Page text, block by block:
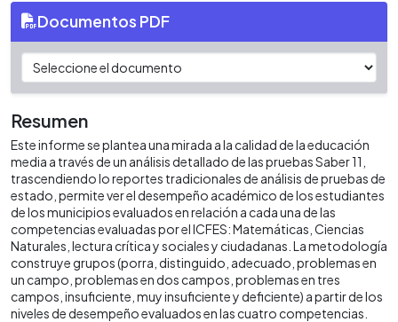
Documentos PDF
Resumen
Este informe se plantea una mirada a la calidad de la educación
media a través de un análisis detallado de las pruebas Saber 11,
trascendiendo lo reportes tradicionales de análisis de pruebas de
estado, permite ver el desempeño académico de los estudiantes
de los municipios evaluados en relación a cada una de las
competencias evaluadas por el ICFES: Matemáticas, Ciencias
Naturales, lectura crítica y sociales y ciudadanas. La metodología
construye grupos (porra, distinguido, adecuado, problemas en
un campo, problemas en dos campos, problemas en tres
campos, insuficiente, muy insuficiente y deficiente) a partir de los
niveles de desempeño evaluados en las cuatro competencias.